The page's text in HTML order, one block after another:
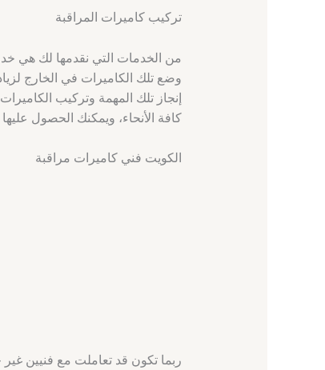
تركيب كاميرات المراقبة
من الخدمات التي نقدمها لك هي
وضع تلك الكاميرات في الخارج
إنجاز تلك المهمة وتركيب
كافة الأنحاء، ويمكنك الحصول
الكويت فني كاميرات مراقبة
ربما تكون قد تعاملت مع فنيين غير